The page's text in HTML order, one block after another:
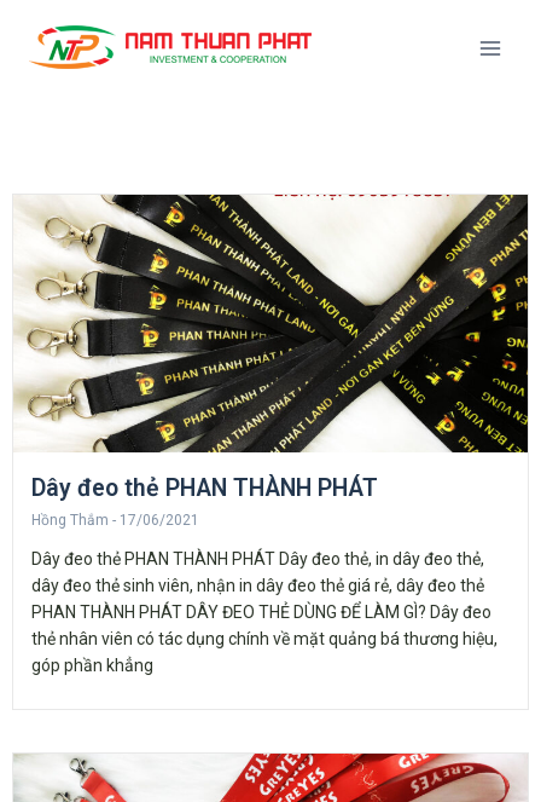
Dây đeo thẻ PHAN THÀNH PHÁT
Hồng Thắm 17/06/2021
Dây đeo thẻ PHAN THÀNH PHÁT Dây đeo thẻ, in dây đeo thẻ,
dây đeo thẻ sinh viên, nhận in dây đeo thẻ giá rẻ, dây đeo thẻ
PHAN THÀNH PHÁT DÂY ĐEO THẺ DÙNG ĐỂ LÀM GÌ? Dây đeo
thẻ nhân viên có tác dụng chính về mặt quảng bá thương hiệu,
góp phần khẳng